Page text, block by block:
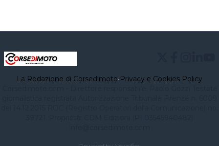
La Redazione di Corsedimoto•Privacy e Cookies Policy